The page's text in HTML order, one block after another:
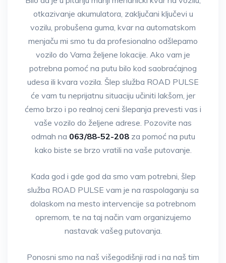
otkazivanje akumulatora, zaključani ključevi u
vozilu, probušena guma, kvar na automatskom
menjaču mi smo tu da profesionalno odšlepamo
vozilo do Vama željene lokacije. Ako vam je
potrebna pomoć na putu bilo kod saobraćajnog
udesa ili kvara vozila. Šlep služba ROAD PULSE
će vam tu neprijatnu situaciju učiniti lakšom, jer
ćemo brzo i po realnoj ceni šlepanja prevesti vas i
vaše vozilo do željene adrese. Pozovite nas
odmah na 063/88-52-208za pomoć na putu
kako biste se brzo vratili na vaše putovanje.
Kada god i gde god da smo vam potrebni, šlep
služba ROAD PULSE vam je na raspolaganju sa
dolaskom na mesto intervencije sa potrebnom
opremom, te na taj način vam organizujemo
nastavak vašeg putovanja.
Ponosni smo na naš višegodišnji rad i na naš tim